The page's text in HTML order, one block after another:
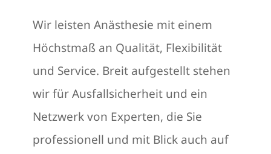
Wir leisten Anästhesie mit einem
Höchstmaß an Qualität, Flexibilität
und Service. Breit aufgestellt stehen
wir für Ausfallsicherheit und ein
Netzwerk von Experten, die Sie
professionell und mit Blick auch auf